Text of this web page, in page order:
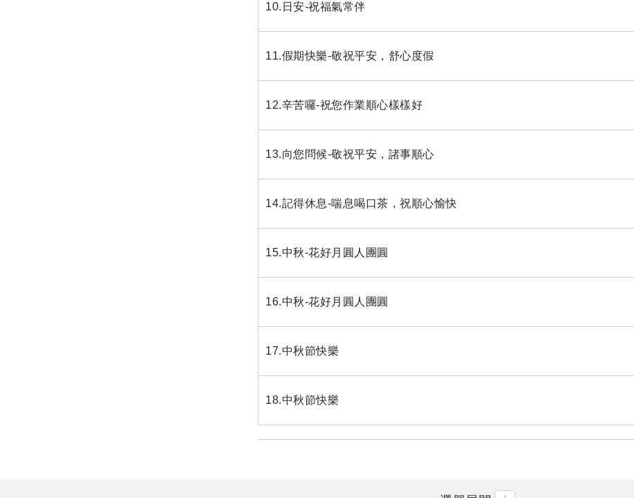
10.日安-祝福氣常伴
11.假期快樂-敬祝平安，舒心度假
12.辛苦囉-祝您作業順心樣樣好
13.向您問候-敬祝平安，諸事順心
14.記得休息-喘息喝口茶，祝順心愉快
15.中秋-花好月圓人團圓
16.中秋-花好月圓人團圓
17.中秋節快樂
18.中秋節快樂